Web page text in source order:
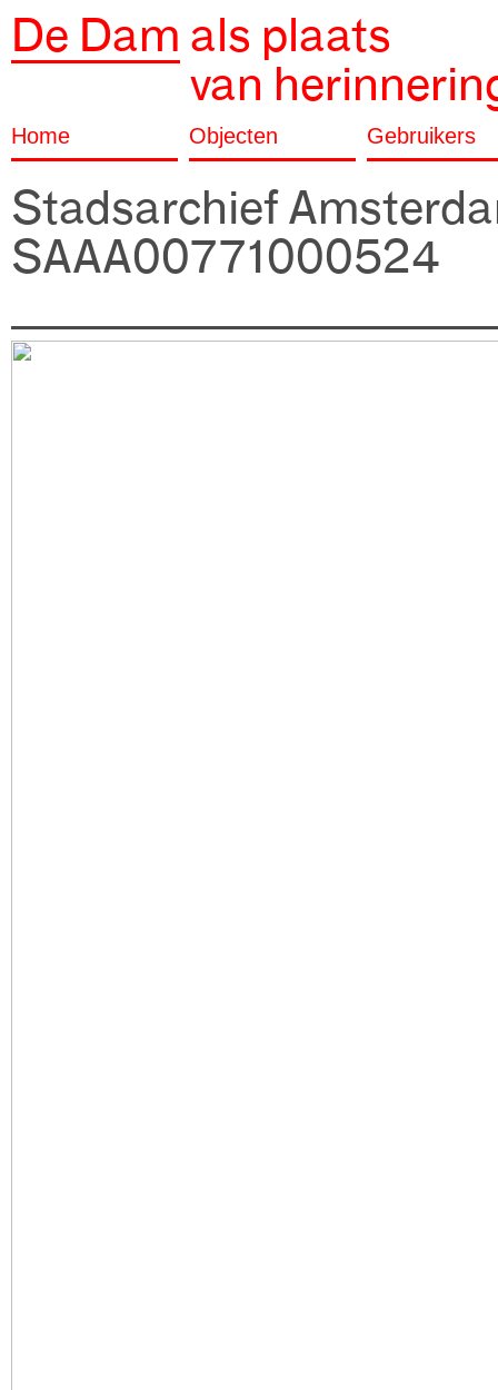
De Dam als plaats
van
Home Objecten Gebruikers
Stadsarchief
SAAA00771000524